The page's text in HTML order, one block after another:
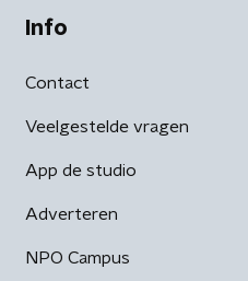
Info
Contact
Veelgestelde vragen
App de studio
Adverteren
NPO Campus